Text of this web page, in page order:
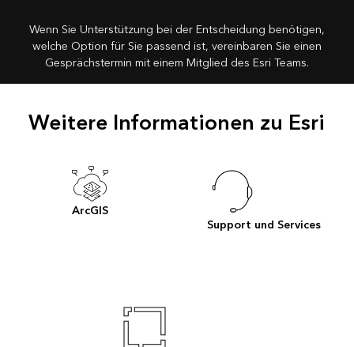
Wenn Sie Unterstützung bei der Entscheidung benötigen,
welche Option für Sie passend ist, vereinbaren Sie einen
Gesprächstermin mit einem Mitglied des Esri Teams.
Weitere Informationen zu Esri
ArcGIS
Support und Services